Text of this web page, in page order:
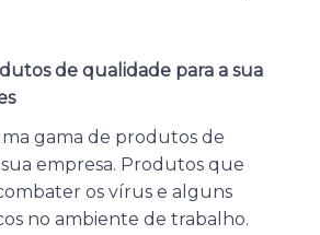
de qualidade para a sua
gama de produtos de
empresa. Produtos que
os vírus e alguns
no ambiente de trabalho.